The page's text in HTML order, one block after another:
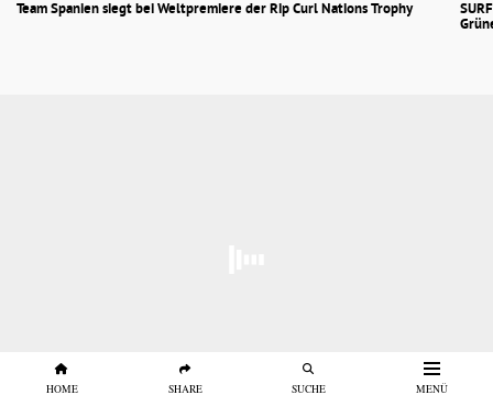
HOME SHARE SUCHE MENÜ
Team Spanien siegt bei Weltpremiere der Rip Curl Nations Trophy